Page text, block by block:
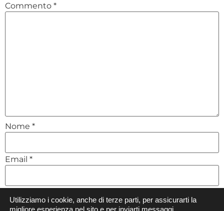
Commento *
Nome *
Email *
Utilizziamo i cookie, anche di terze parti, per assicurarti la